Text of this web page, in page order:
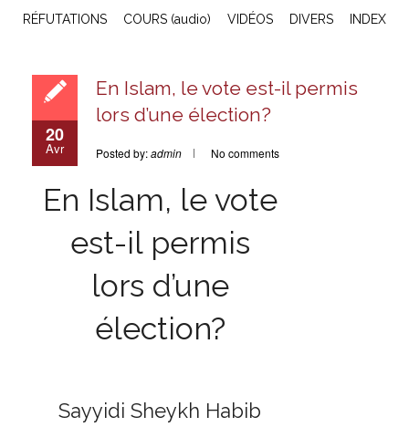
RÉFUTATIONS COURS (audio) VIDÉOS DIVERS INDEX
20
Avr
En Islam, le vote est-il permis
lors d’une élection?
Posted by:admin No comments
En Islam, le vote
est-il permis
lors d’une
élection?
Sayyidi Sheykh Habib